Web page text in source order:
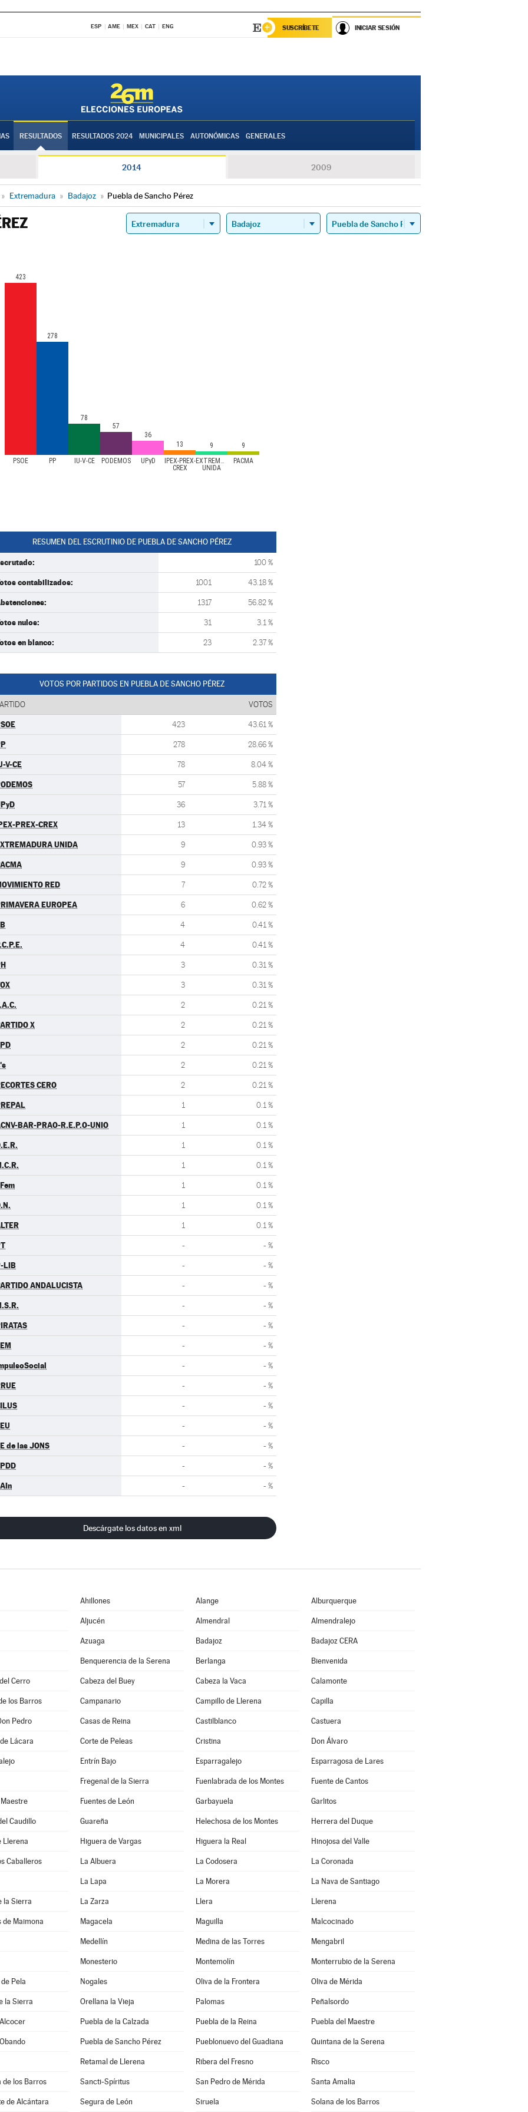
ESP AME MEX CAT ENG SUSCRÍBETE INICIAR SESIÓN
RESULTADOS RESULTADOS 2024 MUNICIPALES AUTONÓMICAS GENERALES
2014 2009
» Extremadura » Badajoz » Puebla de Sancho Pérez
PSOE PP IU-V-CE PODEMOS UPyD
IPEX-PREX-
CREX
EXTREMADURA
UNIDA
PACMA
423
278
78
57
36
13
9 9
RESUMEN DEL ESCRUTINIO DE PUEBLA DE SANCHO PÉREZ
100 %
contabilizados: 1001 43.18 %
1317 56.82 %
nulos: 31 3.1 %
en blanco: 23 2.37 %
VOTOS POR PARTIDOS EN PUEBLA DE SANCHO PÉREZ
VOTOS
423 43.61 %
278 28.66 %
V-CE 78 8.04 %
57 5.88 %
36 3.71 %
PREX-CREX 13 1.34 %
UNIDA 9 0.93 %
9 0.93 %
RED 7 0.72 %
EUROPEA 6 0.62 %
4 0.41 %
4 0.41 %
3 0.31 %
3 0.31 %
2 0.21 %
X 2 0.21 %
2 0.21 %
2 0.21 %
CERO 2 0.21 %
1 0.1 %
BAR-PRAO-R.E.P.O-UNIO 1 0.1 %
1 0.1 %
1 0.1 %
1 0.1 %
1 0.1 %
1 0.1 %
- - %
LIB - - %
ANDALUCISTA - - %
- - %
- - %
- - %
- - %
- - %
- - %
- - %
de las JONS - - %
- - %
- - %
Descárgate los datos en xml
Ahillones Alange Alburquerque
Aljucén Almendral Almendralejo
Azuaga Badajoz Badajoz CERA
Benquerencia de la Serena Berlanga Bienvenida
Cerro Cabeza del Buey Cabeza la Vaca Calamonte
los Barros Campanario Campillo de Llerena Capilla
Pedro Casas de Reina Castilblanco Castuera
Lácara Corte de Peleas Cristina Don Álvaro
Entrín Bajo Esparragalejo Esparragosa de Lares
Fregenal de la Sierra Fuenlabrada de los Montes Fuente de Cantos
Fuentes de León Garbayuela Garlitos
Caudillo Guareña Helechosa de los Montes Herrera del Duque
Llerena Higuera de Vargas Higuera la Real Hinojosa del Valle
Caballeros La Albuera La Codosera La Coronada
La Lapa La Morera La Nava de Santiago
la Sierra La Zarza Llera Llerena
de Maimona Magacela Maguilla Malcocinado
Medellín Medina de las Torres Mengabril
Monesterio Montemolín Monterrubio de la Serena
Pela Nogales Oliva de la Frontera Oliva de Mérida
la Sierra Orellana la Vieja Palomas Peñalsordo
Puebla de la Calzada Puebla de la Reina Puebla del Maestre
Puebla de Sancho Pérez Pueblonuevo del Guadiana Quintana de la Serena
Retamal de Llerena Ribera del Fresno Risco
de los Barros Sancti-Spíritus San Pedro de Mérida Santa Amalia
de Alcántara Segura de León Siruela Solana de los Barros